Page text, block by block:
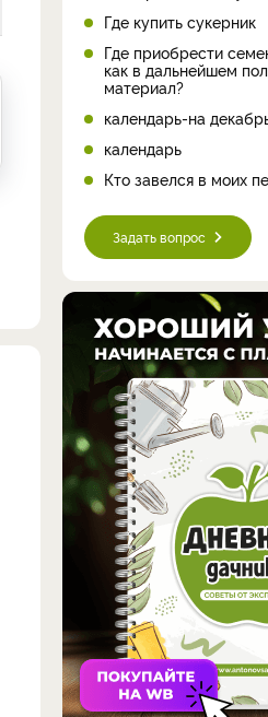
Где купить сукерник
Где приобрести
как в дальнейшем
материал?
календарь-на
календарь
Кто завелся в моих
Задать вопрос